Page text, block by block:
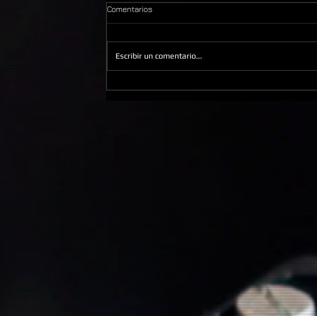
Comentarios
Escribir un comentario...